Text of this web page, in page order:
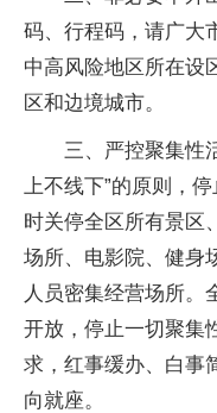
码、行程码，请广大
中高风险地区所在设
区和边境城市。
三、严控聚集性
上不线下”的原则，
时关停全区所有景区
场所、电影院、健身
人员密集经营场所。
开放，停止一切聚集
求，红事缓办、白事
向就座。